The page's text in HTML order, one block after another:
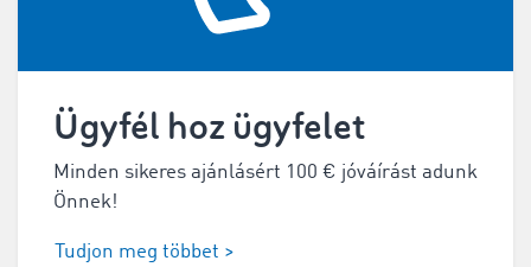
Ügyfél hoz ügyfelet
Minden sikeres ajánlásért 100 € jóváírást adunk
Önnek!
Tudjon meg többet >